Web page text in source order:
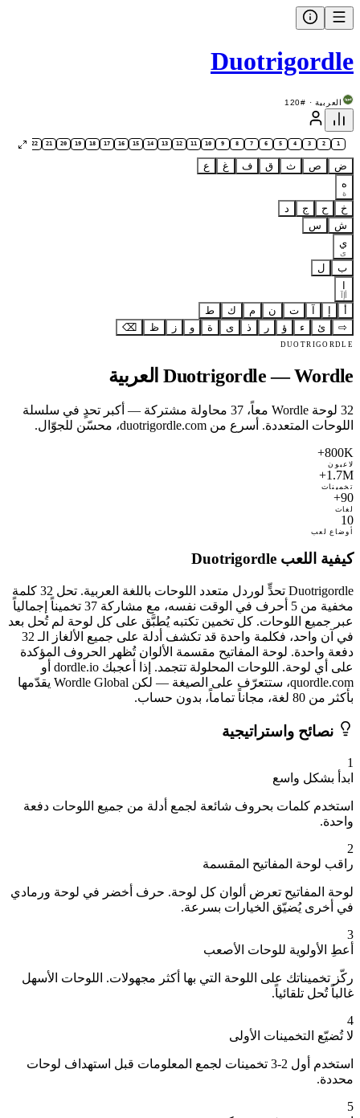
Duotrigordle
العربية · #120
1
2
3
4
5
6
7
8
9
10
11
12
13
14
15
16
17
18
19
20
21
22
23
ض ص ث ق ف غ
ع
ه
ة
خ ح ج
د
ش
س
ي
ى
ب
ل
ا
أإآ
أ إ آ ت ن م ك
ط
⇨
ئ ء ؤ ر ذ ى ة و ز ظ ⌫
DUOTRIGORDLE
Duotrigordle — Wordle العربية
32 لوحة Wordle معاً، 37 محاولة مشتركة — أكبر تحدٍ في سلسلة
اللوحات المتعددة. أسرع من duotrigordle.com، محسّن للجوّال.
800K+
لاعبون
1.7M+
تخمينات
90+
لغات
10
أوضاع لعب
كيفية اللعب Duotrigordle
Duotrigordle تحدٍّ لوردل متعدد اللوحات باللغة العربية. تحل 32 كلمة
مخفية من 5 أحرف في الوقت نفسه، مع مشاركة 37 تخميناً إجمالياً
عبر جميع اللوحات. كل تخمين تكتبه يُطبَّق على كل لوحة لم تُحل بعد
في آن واحد، فكلمة واحدة قد تكشف أدلة على جميع الألغاز الـ 32
دفعة واحدة. لوحة المفاتيح مقسمة الألوان تُظهر الحروف المؤكدة
على أي لوحة. اللوحات المحلولة تتجمد. إذا أعجبك dordle.io أو
quordle.com، ستتعرّف على الصيغة — لكن Wordle Global يقدّمها
بأكثر من 80 لغة، مجاناً تماماً، بدون حساب.
نصائح واستراتيجية
1
ابدأ بشكل واسع
استخدم كلمات بحروف شائعة لجمع أدلة من جميع اللوحات دفعة
واحدة.
2
راقب لوحة المفاتيح المقسمة
لوحة المفاتيح تعرض ألوان كل لوحة. حرف أخضر في لوحة ورمادي
في أخرى يُضيّق الخيارات بسرعة.
3
أعطِ الأولوية للوحات الأصعب
ركّز تخميناتك على اللوحة التي بها أكثر مجهولات. اللوحات الأسهل
غالباً تُحل تلقائياً.
4
لا تُضيّع التخمينات الأولى
استخدم أول 2-3 تخمينات لجمع المعلومات قبل استهداف لوحات
محددة.
5